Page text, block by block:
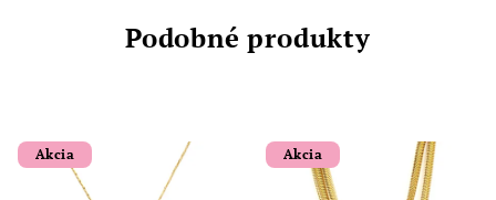
Podobné produkty
Akcia Akcia